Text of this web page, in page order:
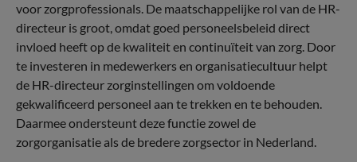
voor zorgprofessionals. De maatschappelijke rol van de HR-
directeur is groot, omdat goed personeelsbeleid direct
invloed heeft op de kwaliteit en continuïteit van zorg. Door
te investeren in medewerkers en organisatiecultuur helpt
de HR-directeur zorginstellingen om voldoende
gekwalificeerd personeel aan te trekken en te behouden.
Daarmee ondersteunt deze functie zowel de
zorgorganisatie als de bredere zorgsector in Nederland.